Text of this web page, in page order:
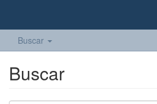
Buscar
Buscar